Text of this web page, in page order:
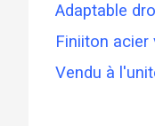
Adaptable
Finiiton acier
Vendu à